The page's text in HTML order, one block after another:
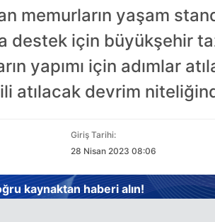
memurların yaşam
için büyükşehir
yapımı için adımlar
atılacak devrim
Giriş Tarihi:
28 Nisan 2023 08:06
kaynaktan haberi alın!